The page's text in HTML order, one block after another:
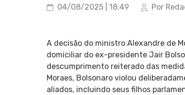
04/08/2025 | 18:49 Por
A decisão do ministro Alexandre de
domiciliar do ex-presidente Jair
descumprimento reiterado das
Moraes, Bolsonaro violou
aliados, incluindo seus filhos